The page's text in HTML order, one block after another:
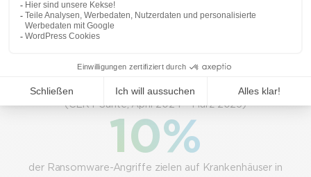
456
Vorfälle in den letzten 12 Monaten erfasst
(CERT Santé, April 2024 – März 2025)
10%
der Ransomware-Angriffe zielen auf Krankenhäuser in